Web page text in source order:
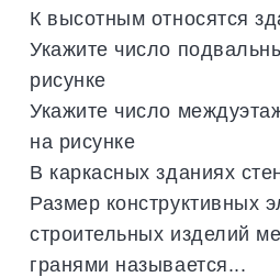
К высотным относятся
Укажите число
рисунке
Укажите число
на рисунке
В каркасных зданиях
Размер конструктивных
строительных изделий
гранями называется...